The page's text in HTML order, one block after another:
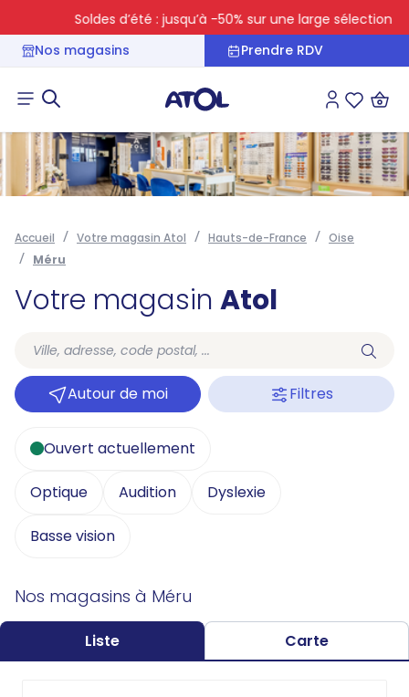
Soldes d’été : jusqu’à -50% sur une large sélection
Nos magasins
Prendre RDV
Connexion
Accueil Votre magasin Atol Hauts-de-France
Oise
Méru
Votre magasin Atol
Autour de moi Filtres
Ouvert actuellement
Optique Audition Dyslexie
Basse vision
Nos magasins à Méru
Liste Carte